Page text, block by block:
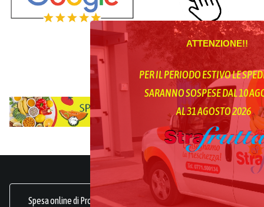
ATTENZIONE!!
PER IL PERIODO ESTIVO LE
SARANNO SOSPESE DAL 10
AL 31 AGOSTO 2026
Spesa online di Prodotti Ortofrutticoli, sani, freschi e genuini.